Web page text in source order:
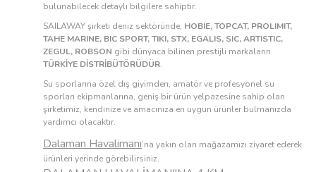
bulunabilecek detaylı bilgilere sahiptir.
SAILAWAY şirketi deniz sektöründe, HOBIE, TOPCAT, PROLIMIT,
TAHE MARINE, BIC SPORT, TIKI, STX, EGALIS, SIC, ARTISTIC,
ZEGUL, ROBSON gibi dünyaca bilinen prestijli markaların
TÜRKİYE DİSTRİBÜTÖRÜDÜR.
Su sporlarına özel dış giyimden, amatör ve profesyonel su
sporları ekipmanlarına, geniş bir ürün yelpazesine sahip olan
şirketimiz, kendinize ve amacınıza en uygun ürünler bulmanızda
yardımcı olacaktır.
Dalaman Havalimanı’na yakın olan mağazamızı ziyaret ederek
ürünleri yerinde görebilirsiniz.